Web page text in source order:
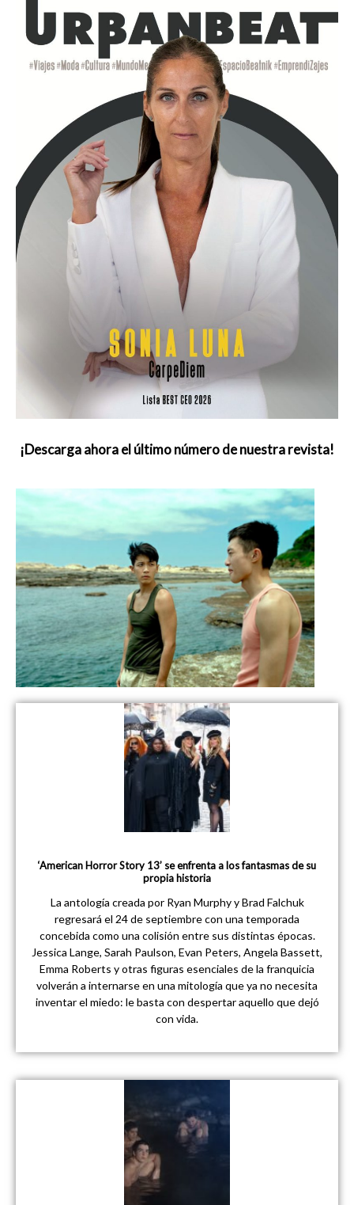
¡Descarga ahora el último número de nuestra revista!
‘American Horror Story 13’ se enfrenta a los fantasmas de su
propia historia
La antología creada por Ryan Murphy y Brad Falchuk
regresará el 24 de septiembre con una temporada
concebida como una colisión entre sus distintas épocas.
Jessica Lange, Sarah Paulson, Evan Peters, Angela Bassett,
Emma Roberts y otras figuras esenciales de la franquicia
volverán a internarse en una mitología que ya no necesita
inventar el miedo: le basta con despertar aquello que dejó
con vida.